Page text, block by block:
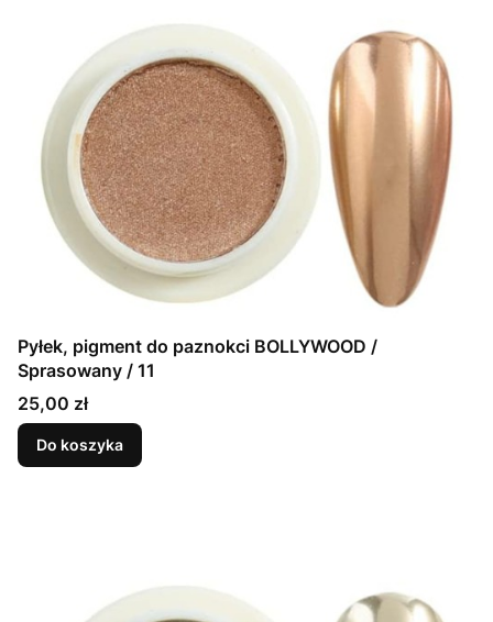
Pyłek, pigment do paznokci BOLLYWOOD /
Sprasowany / 11
Cena
25,00 zł
Do koszyka